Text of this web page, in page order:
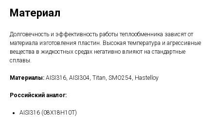
Материал
Долговечность и эффективность работы теплообменника зависят от
материала изготовления пластин. Высокая температура и агрессивные
вещества в жидкостных средах негативно влияют на стандартные
сплавы.
Материалы: AISI316, AISI304, Titan, SMO254, Hastelloy
Российский аналог:
AISI316 (08Х18Н10Т)